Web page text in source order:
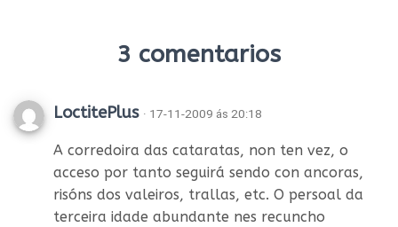
3 comentarios
LoctitePlus · 17-11-2009 ás 20:18
A corredoira das cataratas, non ten vez, o
acceso por tanto seguirá sendo con ancoras,
risóns dos valeiros, trallas, etc. O persoal da
terceira idade abundante nes recuncho